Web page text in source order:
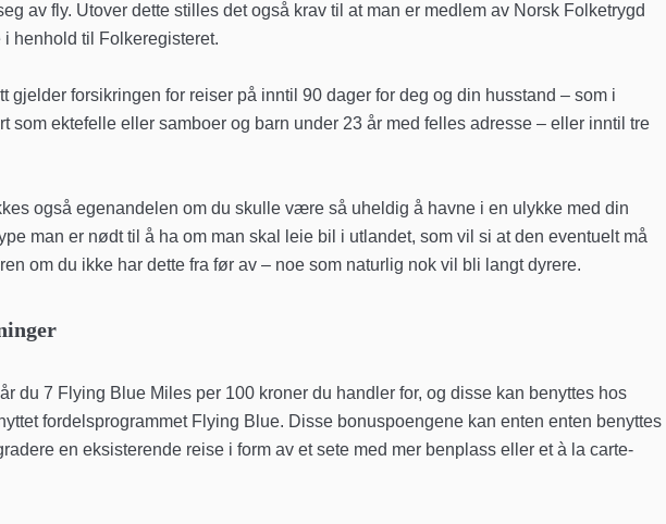
av fly. Utover dette stilles det også krav til at man er medlem av Norsk Folketrygd
henhold til Folkeregisteret.
gjelder forsikringen for reiser på inntil 90 dager for deg og din husstand – som i
som ektefelle eller samboer og barn under 23 år med felles adresse – eller inntil tre
også egenandelen om du skulle være så uheldig å havne i en ulykke med din
man er nødt til å ha om man skal leie bil i utlandet, som vil si at den eventuelt må
om du ikke har dette fra før av – noe som naturlig nok vil bli langt dyrere.
du 7 Flying Blue Miles per 100 kroner du handler for, og disse kan benyttes hos
fordelsprogrammet Flying Blue. Disse bonuspoengene kan enten enten benyttes
en eksisterende reise i form av et sete med mer benplass eller et à la carte-